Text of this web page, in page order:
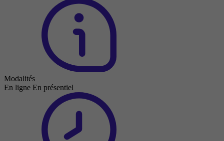
Modalités
En ligne En présentiel